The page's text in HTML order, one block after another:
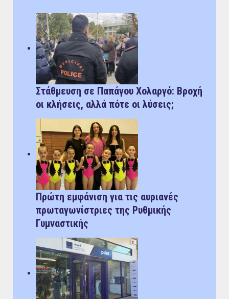
Στάθμευση σε Παπάγου Χολαργό: Bροχή
οι κλήσεις, αλλά πότε οι λύσεις;
Πρώτη εμφάνιση για τις αυριανές
πρωταγωνίστριες της Ρυθμικής
Γυμναστικής